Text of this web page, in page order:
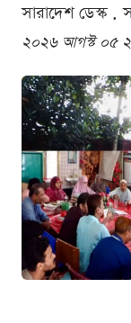
সারাদেশ ডেস্ক .
২০২৬ আগস্ট ০৫